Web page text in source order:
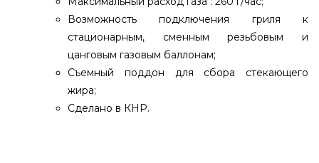
Возможность подключения гриля к
стационарным, сменным резьбовым и
цанговым газовым баллонам;
Съемный поддон для сбора стекающего
жира;
Сделано в КНР.